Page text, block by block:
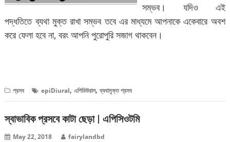
সম্ভব। যদিও এই
পদ্ধতিতে ব্যথা মুক্ত রাখা সম্ভব তবে এর মাধ্যমে আপনাকে একেবারে অবশ
করে ফেলা হবে না, বরং আপনি পুরোপুরি সজাগ থাকবেন।
প্রসব epiDiural,এপিডিউরাল,ব্যথামুক্ত প্রসব
স্বাভাবিক প্রসবে কাটা ছেড়া | এপিসিওটমি
May 22, 2018 fairylandbd